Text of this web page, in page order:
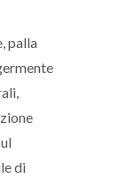
palla
di